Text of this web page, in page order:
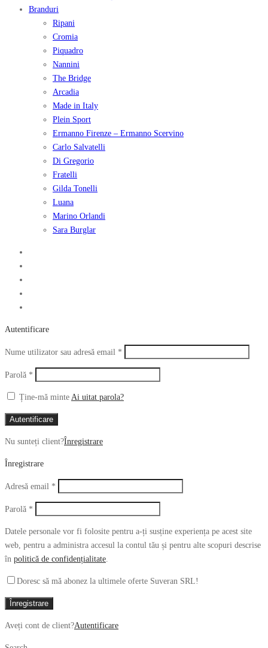
Branduri
Ripani
Cromia
Piquadro
Nannini
The Bridge
Arcadia
Made in Italy
Plein Sport
Ermanno Firenze – Ermanno Scervino
Carlo Salvatelli
Di Gregorio
Fratelli
Gilda Tonelli
Luana
Marino Orlandi
Sara Burglar
Autentificare
Nume utilizator sau adresă email *
Parolă *
Ține-mă minte Ai uitat parola?
Autentificare
Nu sunteți client?Înregistrare
Înregistrare
Adresă email *
Parolă *
Datele personale vor fi folosite pentru a-ți susține experiența pe acest site
web, pentru a administra accesul la contul tău și pentru alte scopuri descrise
în politică de confidențialitate
Doresc să mă abonez la ultimele oferte Suveran SRL!
Înregistrare
Aveți cont de client?Autentificare